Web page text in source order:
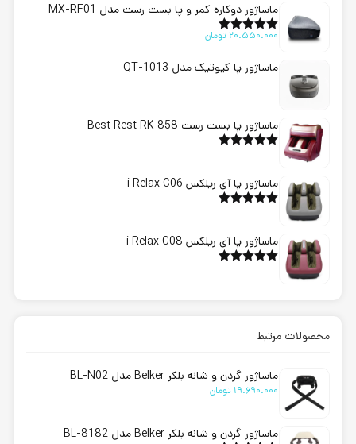
ماساژور دوکاره کمر و پا بست رست مدل MX-RF01
امتیاز5.00
20.550.000 تومان
ماساژور پا کیوتیک مدل QT-1013
ماساژور پا بست رست Best Rest RK 858
ماساژور پا آی ریلکس i Relax C06
ماساژور پا آی ریلکس i Relax C08
محصولات مرتبط
ماساژور گردن و شانه بلکر Belker مدل BL-N02
19.690.000 تومان
ماساژور گردن و شانه بلکر Belker مدل BL-8182